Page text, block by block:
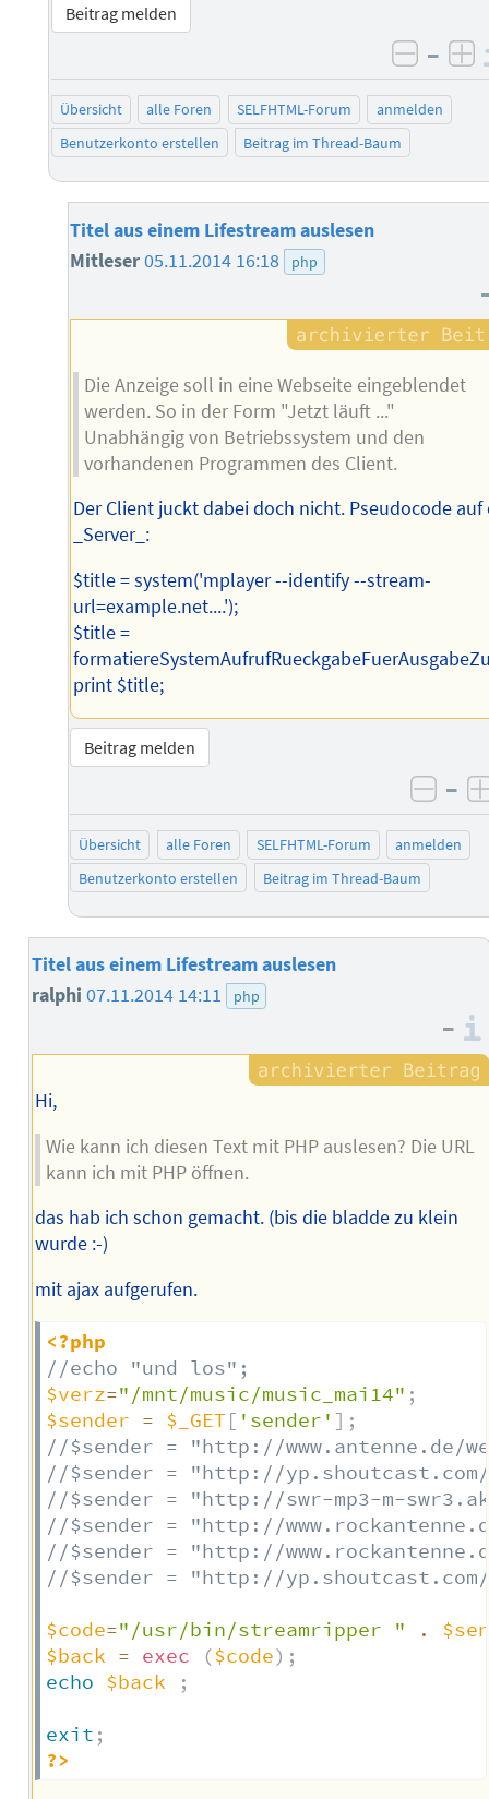
Beitrag melden
–
Übersicht alle Foren SELFHTML-Forum
anmelden
Benutzerkonto erstellen
Beitrag im Thread-Baum
Titel aus einem Lifestream auslesen
Mitleser05.11.2014 16:18 php
Die Anzeige soll in eine Webseite eingeblendet
werden. So in der Form "Jetzt läuft ..."
Unabhängig von Betriebssystem und den
vorhandenen Programmen des Client.
Der Client juckt dabei doch nicht. Pseudocode auf
_Server_:
$title = system('mplayer --identify --stream-
url=example.net....');
$title =
print $title;
Beitrag melden
–
Übersicht alle Foren SELFHTML-Forum
anmelden
Benutzerkonto erstellen
Beitrag im Thread-Baum
Titel aus einem Lifestream auslesen
ralphi07.11.2014 14:11 php
–
Hi,
Wie kann ich diesen Text mit PHP auslesen? Die URL
kann ich mit PHP öffnen.
das hab ich schon gemacht. (bis die bladde zu klein
wurde :-)
mit ajax aufgerufen.
<?php
//echo "und los";
$verz="/mnt/music/music_mai14" ;
$sender = $_GET [ 'sender' ] ;
//$sender = "http://www.antenne.de/
//$sender = "http://
//$sender = "http://swr-mp3-m-
//$sender = "http://
//$sender = "http://
//$sender = "http://
$code="/usr/bin/streamripper " .
$back = exec ($code) ;
echo $back ;
exit ;
?>